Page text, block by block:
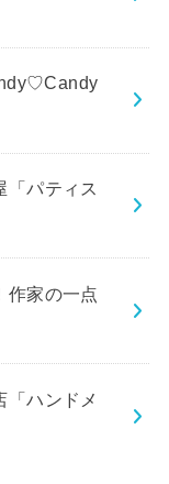
「パティス
作家の一点
「ハンドメ